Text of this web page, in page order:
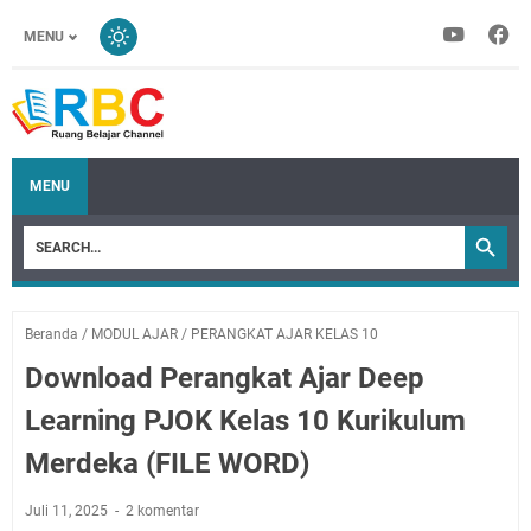
MENU
MENU
Beranda / MODUL AJAR / PERANGKAT AJAR KELAS 10
Download Perangkat Ajar Deep
Learning PJOK Kelas 10 Kurikulum
Merdeka (FILE WORD)
Juli 11, 2025 2 komentar